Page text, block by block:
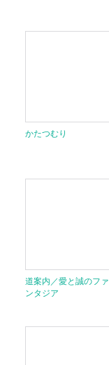
かたつむり
道案内／愛と誠のファ
ンタジア